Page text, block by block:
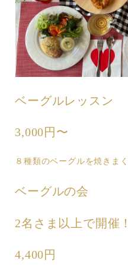
ベーグルレッスン
3,000円〜
８種類のベーグルを焼きま
ベーグルの会
2名さま以上で開催！
4,400円